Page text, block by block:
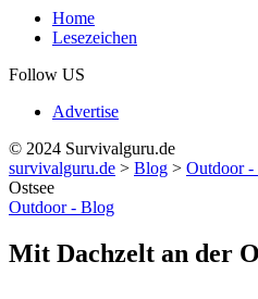
Home
Lesezeichen
Follow US
Advertise
© 2024 Survivalguru.de
survivalguru.de > Blog > Outdoor
Ostsee
Outdoor - Blog
Mit Dachzelt an der